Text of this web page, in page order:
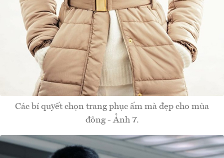
Các bí quyết chọn trang phục ấm mà đẹp cho mùa
đông - Ảnh 7.